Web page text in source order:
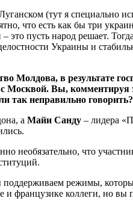
(тут я специально
что есть как бы три
пусть народ решает.
Украины и
Молдова, в результате
Москвой. Вы,
так неправильно говорить?
а Майи Санду – лидера
что
режимы,
и французике коллеги, но